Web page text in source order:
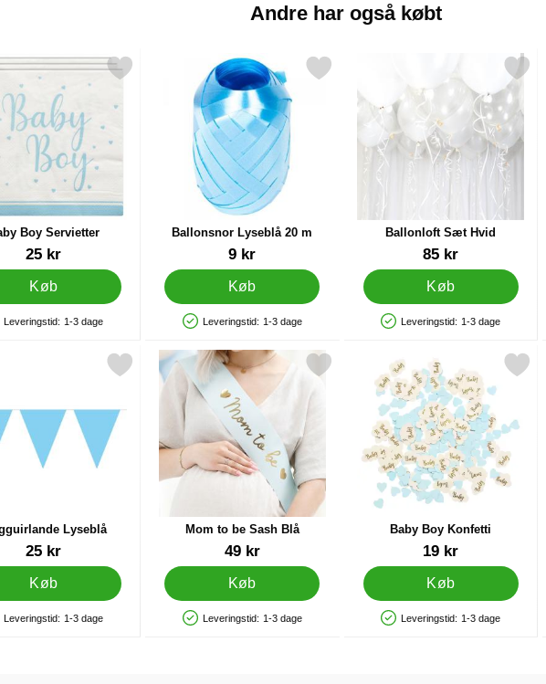
Andre har også købt
favorit
Boy Servietter
25 kr
Køb
På lager
Leveringstid: 1-3 dage
Markér baby Boy Servietter som favorit
Ballonsnor Lyseblå 20 m
9 kr
Køb
Produkttilgængelighed: På lager
Leveringstid: 1-3 dage
Markér ballonsnor Lyseblå 20 m som favorit
Ballonloft Sæt Hvid
85 kr
Køb
Produkttilgængelighed: På lager
Leveringstid: 1-3 dage
Markér ballonloft Sæt
Lyseblå
25 kr
Køb
På lager
Leveringstid: 1-3 dage
Markér flagguirlande Lyseblå som favorit
Mom to be Sash Blå
49 kr
Køb
Produkttilgængelighed: På lager
Leveringstid: 1-3 dage
Markér mom to be Sash Blå som favorit
Baby Boy Konfetti
19 kr
Køb
Produkttilgængelighed: På lager
Leveringstid: 1-3 dage
Markér baby Boy